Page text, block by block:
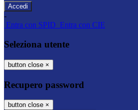
-
Entra con SPID Entra con CIE
Seleziona utente
button close ×
Recupero password
button close ×